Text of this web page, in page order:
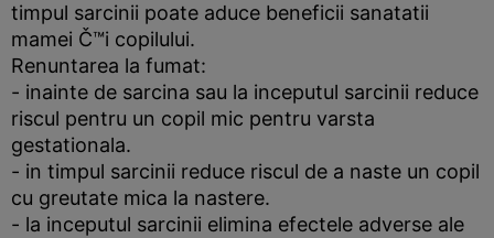
timpul sarcinii poate aduce beneficii sanatatii
mamei Č™i copilului.
Renuntarea la fumat:
- inainte de sarcina sau la inceputul sarcinii reduce
riscul pentru un copil mic pentru varsta
gestationala.
- in timpul sarcinii reduce riscul de a naste un copil
cu greutate mica la nastere.
- la inceputul sarcinii elimina efectele adverse ale